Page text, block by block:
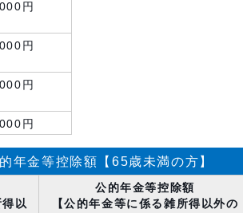
円
円
円
円
年金等控除額【65歳未満の方】
得以
公的年金等控除額
【公的年金等に係る雑所得以外の